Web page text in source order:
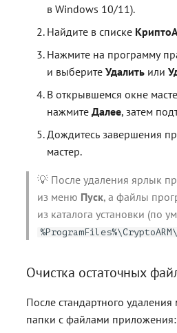
в Windows 10/11).
Найдите в списке
Нажмите на программу
и выберитеУдалить или
В открывшемся окне
нажмитеДалее, затем
Дождитесь завершения
мастер.
💡 После удаления ярлык
из меню Пуск, а файлы
из каталога установки (по
%ProgramFiles%\CryptoARM\
Очистка остаточных
После стандартного удаления
папки с файлами приложения: